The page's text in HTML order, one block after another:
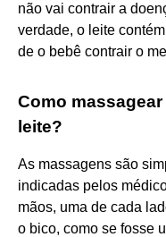
não vai contrair a
verdade, o leite
de o bebê contrair o
Como
leite?
As massagens são
indicadas pelos
mãos, uma de cada
o bico, como se fosse